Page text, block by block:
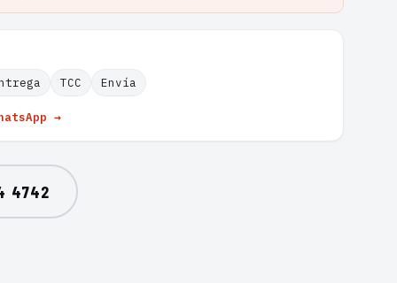
TCC Envía
→
4742